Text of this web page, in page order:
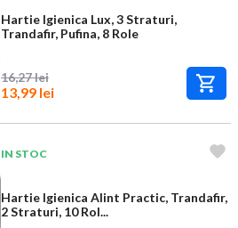
Hartie Igienica Lux, 3 Straturi,
Trandafir, Pufina, 8 Role
16,27 lei
13,99 lei
IN STOC
Hartie Igienica Alint Practic, Trandafir,
2 Straturi, 10 Rol...